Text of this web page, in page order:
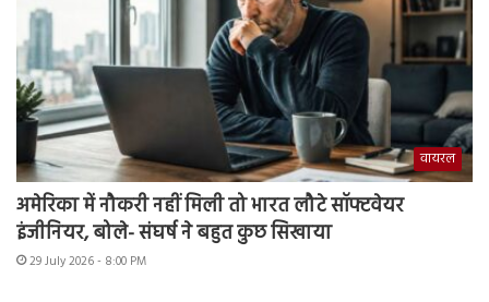
वायरल
अमेरिका में नौकरी नहीं मिली तो भारत लौटे सॉफ्टवेयर
इंजीनियर, बोले- संघर्ष ने बहुत कुछ सिखाया
29 July 2026 - 8:00 PM